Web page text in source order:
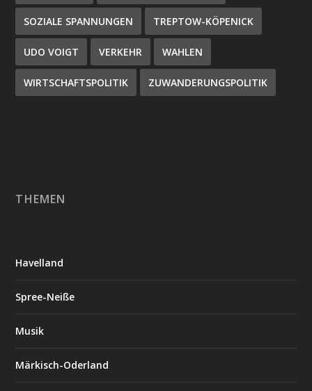
SOZIALE SPANNUNGEN TREPTOW-KÖPENICK
UDO VOIGT VERKEHR WAHLEN
WIRTSCHAFTSPOLITIK ZUWANDERUNGSPOLITIK
THEMEN
Havelland
Spree-Neiße
Musik
Märkisch-Oderland